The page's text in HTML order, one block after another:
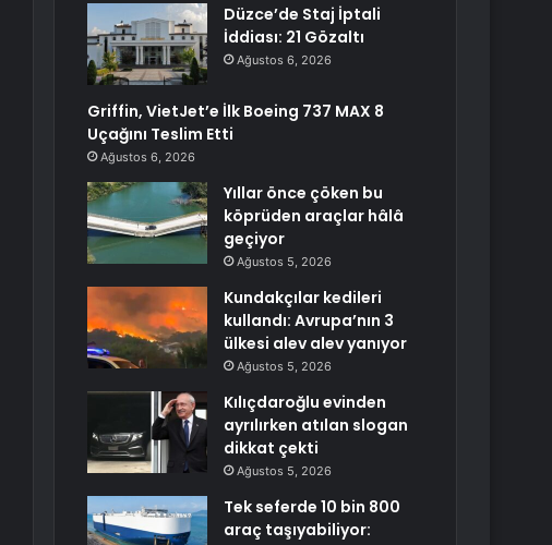
Düzce’de Staj İptali
İddiası: 21 Gözaltı
Ağustos 6, 2026
Griffin, VietJet’e İlk Boeing 737 MAX 8
Uçağını Teslim Etti
Ağustos 6, 2026
Yıllar önce çöken bu
köprüden araçlar hâlâ
geçiyor
Ağustos 5, 2026
Kundakçılar kedileri
kullandı: Avrupa’nın 3
ülkesi alev alev yanıyor
Ağustos 5, 2026
Kılıçdaroğlu evinden
ayrılırken atılan slogan
dikkat çekti
Ağustos 5, 2026
Tek seferde 10 bin 800
araç taşıyabiliyor: